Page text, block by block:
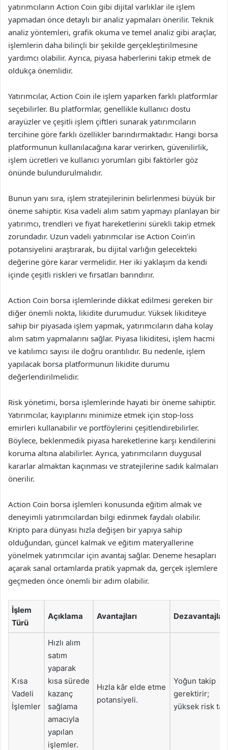
yatırımcıların Action Coin gibi dijital varlıklar ile işlem
yapmadan önce detaylı bir analiz yapmaları önerilir. Teknik
analiz yöntemleri, grafik okuma ve temel analiz gibi araçlar,
işlemlerin daha bilinçli bir şekilde gerçekleştirilmesine
yardımcı olabilir. Ayrıca, piyasa haberlerini takip etmek de
oldukça önemlidir.
Yatırımcılar, Action Coin ile işlem yaparken farklı platformlar
seçebilirler. Bu platformlar, genellikle kullanıcı dostu
arayüzler ve çeşitli işlem çiftleri sunarak yatırımcıların
tercihine göre farklı özellikler barındırmaktadır. Hangi borsa
platformunun kullanılacağına karar verirken, güvenilirlik,
işlem ücretleri ve kullanıcı yorumları gibi faktörler göz
önünde bulundurulmalıdır.
Bunun yanı sıra, işlem stratejilerinin belirlenmesi büyük bir
öneme sahiptir. Kısa vadeli alım satım yapmayı planlayan bir
yatırımcı, trendleri ve fiyat hareketlerini sürekli takip etmek
zorundadır. Uzun vadeli yatırımcılar ise Action Coin’in
potansiyelini araştırarak, bu dijital varlığın gelecekteki
değerine göre karar vermelidir. Her iki yaklaşım da kendi
içinde çeşitli riskleri ve fırsatları barındırır.
Action Coin borsa işlemlerinde dikkat edilmesi gereken bir
diğer önemli nokta, likidite durumudur. Yüksek likiditeye
sahip bir piyasada işlem yapmak, yatırımcıların daha kolay
alım satım yapmalarını sağlar. Piyasa likiditesi, işlem hacmi
ve katılımcı sayısı ile doğru orantılıdır. Bu nedenle, işlem
yapılacak borsa platformunun likidite durumu
değerlendirilmelidir.
Risk yönetimi, borsa işlemlerinde hayati bir öneme sahiptir.
Yatırımcılar, kayıplarını minimize etmek için stop-loss
emirleri kullanabilir ve portföylerini çeşitlendirebilirler.
Böylece, beklenmedik piyasa hareketlerine karşı kendilerini
koruma altına alabilirler. Ayrıca, yatırımcıların duygusal
kararlar almaktan kaçınması ve stratejilerine sadık kalmaları
önerilir.
Action Coin borsa işlemleri konusunda eğitim almak ve
deneyimli yatırımcılardan bilgi edinmek faydalı olabilir.
Kripto para dünyası hızla değişen bir yapıya sahip
olduğundan, güncel kalmak ve eğitim materyallerine
yönelmek yatırımcılar için avantaj sağlar. Deneme hesapları
açarak sanal ortamlarda pratik yapmak da, gerçek işlemlere
geçmeden önce önemli bir adım olabilir.
İşlem
Türü
Açıklama Avantajları Dezavantajları
Kısa
Vadeli
İşlemler
Hızlı alım
satım
yaparak
kısa sürede
kazanç
sağlama
amacıyla
yapılan
işlemler.
Hızla kâr elde etme
potansiyeli.
Yoğun takip
gerektirir;
yüksek risk